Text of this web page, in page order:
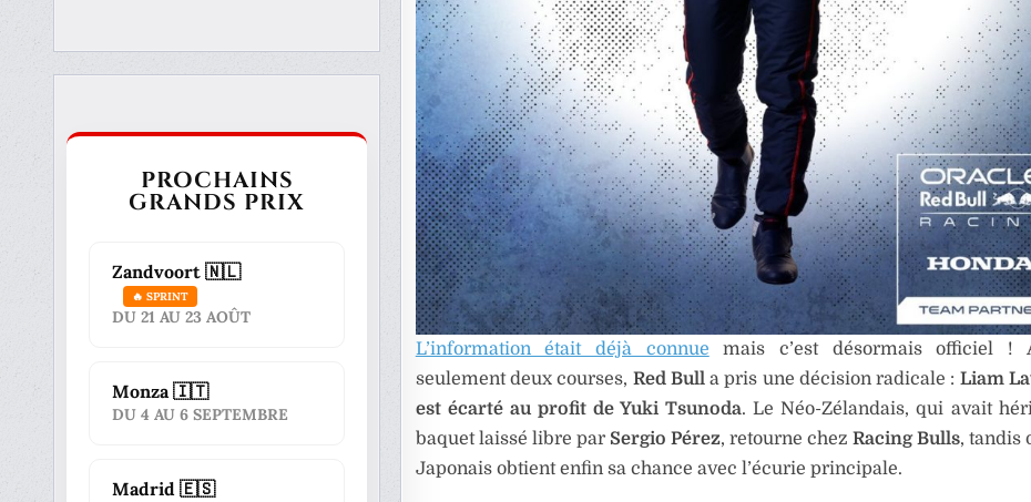
L’information était déjà connue mais c’est désormais officiel !
seulement deux courses, Red Bulla pris une décision radicale : Liam
est écarté au profit de Yuki Tsunoda. Le Néo-Zélandais, qui avait
baquet laissé libre par Sergio Pérez, retourne chez Racing Bulls, tandis
Japonais obtient enfin sa chance avec l’écurie principale.
PROCHAINS
GRANDS PRIX
Zandvoort 🇳🇱
🔥 SPRINT
DU 21 AU 23 AOÛT
Monza 🇮🇹
DU 4 AU 6 SEPTEMBRE
Madrid 🇪🇸